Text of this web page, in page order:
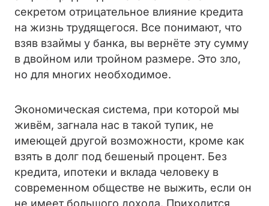
секретом отрицательное влияние кредита
на жизнь трудящегося. Все понимают, что
взяв взаймы у банка, вы вернёте эту сумму
в двойном или тройном размере. Это зло,
но для многих необходимое.
Экономическая система, при которой мы
живём, загнала нас в такой тупик, не
имеющей другой возможности, кроме как
взять в долг под бешеный процент. Без
кредита, ипотеки и вклада человеку в
современном обществе не выжить, если он
не имеет большого дохода. Приходится